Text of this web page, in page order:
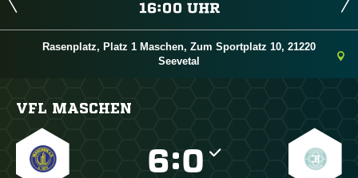
 
Rasenplatz, Platz 1 Maschen, Zum Sportplatz 10, 21220
Seevetal
VFL MASCHEN
: